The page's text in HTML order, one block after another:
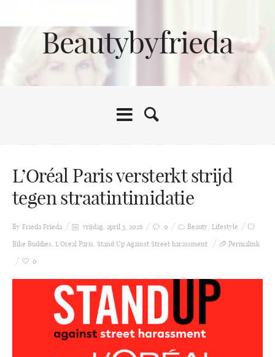
Beautybyfrieda
L’Oréal Paris versterkt strijd
tegen straatintimidatie
By Frieda Frieda vrijdag, april 3, 2026 0 Beauty, Lifestyle
Bike Buddies, L'Oréal Paris, Stand Up Against Street harassment
Permalink
0